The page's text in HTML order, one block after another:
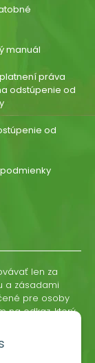
manuál
práva
odstúpenie od
od
len za
a zásadami
pre osoby
na odkaz, ktorý
odkaz z